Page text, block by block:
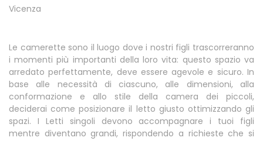
Vicenza
Le camerette sono il luogo dove i nostri figli trascorreranno
i momenti più importanti della loro vita: questo spazio va
arredato perfettamente, deve essere agevole e sicuro. In
base alle necessità di ciascuno, alle dimensioni, alla
conformazione e allo stile della camera dei piccoli,
deciderai come posizionare il letto giusto ottimizzando gli
spazi. I Letti singoli devono accompagnare i tuoi figli
mentre diventano grandi, rispondendo a richieste che si